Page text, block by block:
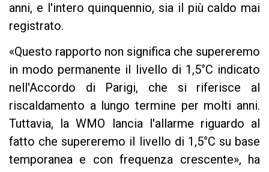
anni, e l'intero quinquennio, sia il più caldo mai
registrato.
«Questo rapporto non significa che supereremo
in modo permanente il livello di 1,5°C indicato
nell'Accordo di Parigi, che si riferisce al
riscaldamento a lungo termine per molti anni.
Tuttavia, la WMO lancia l'allarme riguardo al
fatto che supereremo il livello di 1,5°C su base
temporanea e con frequenza crescente», ha